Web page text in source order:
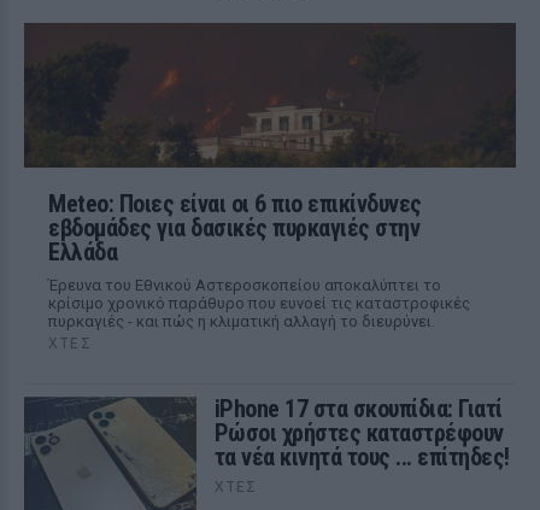
Meteo: Ποιες είναι οι 6 πιο επικίνδυνες
εβδομάδες για δασικές πυρκαγιές στην
Ελλάδα
Έρευνα του Εθνικού Αστεροσκοπείου αποκαλύπτει το
κρίσιμο χρονικό παράθυρο που ευνοεί τις καταστροφικές
πυρκαγιές - και πώς η κλιματική αλλαγή το διευρύνει.
ΧΤΕΣ
iPhone 17 στα σκουπίδια: Γιατί
Ρώσοι χρήστες καταστρέφουν
τα νέα κινητά τους ... επίτηδες!
ΧΤΕΣ